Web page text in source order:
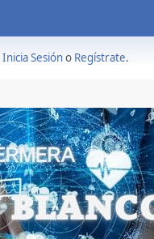
Inicia Sesióno Regístrate.